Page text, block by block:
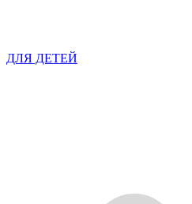
ДЛЯ ДЕТЕЙ